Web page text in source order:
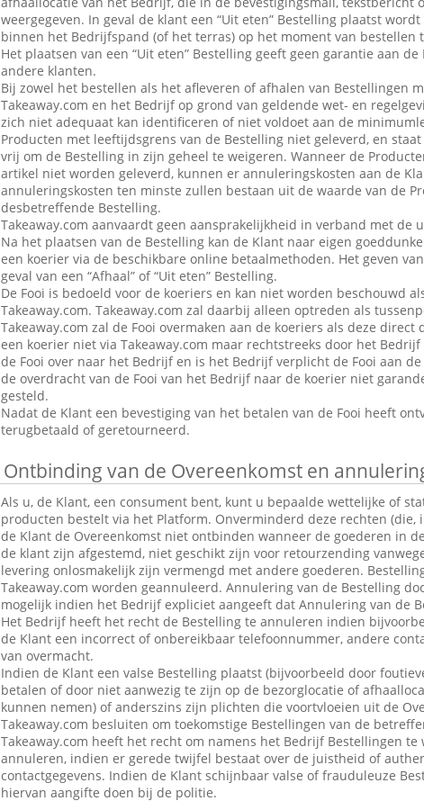
weergegeven. In geval de klant een “Uit eten” Bestelling plaatst
binnen het Bedrijfspand (of het terras) op het moment van
Het plaatsen van een “Uit eten” Bestelling geeft geen garantie aan
andere klanten.
Bij zowel het bestellen als het afleveren of afhalen van Bestellingen
Takeaway.com en het Bedrijf op grond van geldende wet- en
zich niet adequaat kan identificeren of niet voldoet aan de
Producten met leeftijdsgrens van de Bestelling niet geleverd, en
vrij om de Bestelling in zijn geheel te weigeren. Wanneer de
artikel niet worden geleverd, kunnen er annuleringskosten aan de
annuleringskosten ten minste zullen bestaan uit de waarde van de
desbetreffende Bestelling.
Takeaway.com aanvaardt geen aansprakelijkheid in verband met de
Na het plaatsen van de Bestelling kan de Klant naar eigen
een koerier via de beschikbare online betaalmethoden. Het geven
geval van een “Afhaal” of “Uit eten” Bestelling.
De Fooi is bedoeld voor de koeriers en kan niet worden beschouwd
Takeaway.com. Takeaway.com zal daarbij alleen optreden als
Takeaway.com zal de Fooi overmaken aan de koeriers als deze direct
een koerier niet via Takeaway.com maar rechtstreeks door het
de Fooi over naar het Bedrijf en is het Bedrijf verplicht de Fooi aan
de overdracht van de Fooi van het Bedrijf naar de koerier niet
gesteld.
Nadat de Klant een bevestiging van het betalen van de Fooi heeft
terugbetaald of geretourneerd.
Ontbinding van de Overeenkomst en
Als u, de Klant, een consument bent, kunt u bepaalde wettelijke of
producten bestelt via het Platform. Onverminderd deze rechten (die,
de Klant de Overeenkomst niet ontbinden wanneer de goederen in
de klant zijn afgestemd, niet geschikt zijn voor retourzending
levering onlosmakelijk zijn vermengd met andere goederen.
Takeaway.com worden geannuleerd. Annulering van de Bestelling
mogelijk indien het Bedrijf expliciet aangeeft dat Annulering van de
Het Bedrijf heeft het recht de Bestelling te annuleren indien
de Klant een incorrect of onbereikbaar telefoonnummer, andere
van overmacht.
Indien de Klant een valse Bestelling plaatst (bijvoorbeeld door
betalen of door niet aanwezig te zijn op de bezorglocatie of
kunnen nemen) of anderszins zijn plichten die voortvloeien uit de
Takeaway.com besluiten om toekomstige Bestellingen van de
Takeaway.com heeft het recht om namens het Bedrijf Bestellingen te
annuleren, indien er gerede twijfel bestaat over de juistheid of
contactgegevens. Indien de Klant schijnbaar valse of frauduleuze
hiervan aangifte doen bij de politie.